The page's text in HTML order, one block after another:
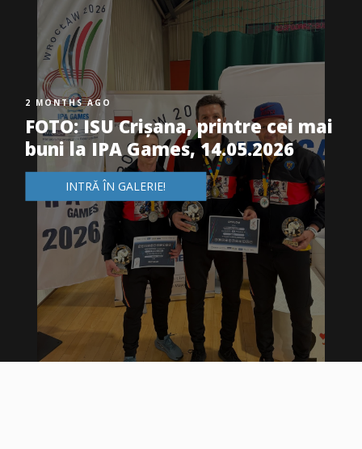
2 MONTHS AGO
FOTO: ISU Crișana, printre cei mai
buni la IPA Games, 14.05.2026
INTRĂ ÎN GALERIE!